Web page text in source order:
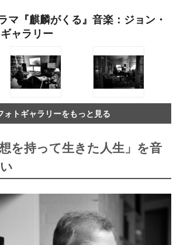
マ『麒麟がくる』音楽：ジョン・
ャラリー
ォトギャラリーをもっと見る
を持って生きた人生」を音